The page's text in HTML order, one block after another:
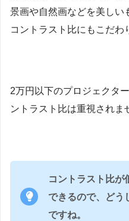
景画や自然画などを美しい
コントラスト比にもこだわ
2万円以下のプロジェクタ
ントラスト比は重視されま
コントラスト比が
できるので、どう
ですね。